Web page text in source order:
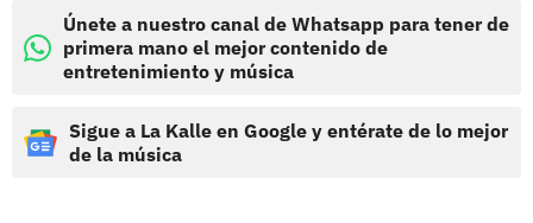
Únete a nuestro canal de Whatsapp para tener de
primera mano el mejor contenido de
entretenimiento y música
Sigue a La Kalle en Google y entérate de lo mejor
de la música